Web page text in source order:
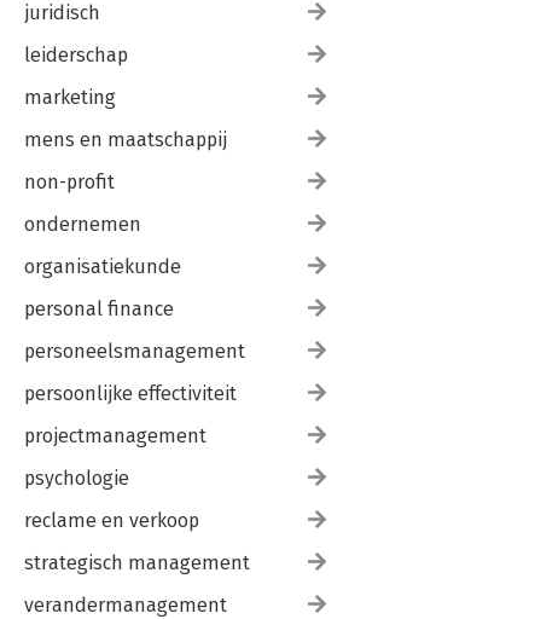
juridisch
leiderschap
marketing
mens en maatschappij
non-profit
ondernemen
organisatiekunde
personal finance
personeelsmanagement
persoonlijke effectiviteit
projectmanagement
psychologie
reclame en verkoop
strategisch management
verandermanagement